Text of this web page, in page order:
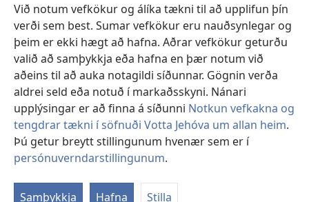
Við notum vefkökur og álíka tækni til að upplifun þín
verði sem best. Sumar vefkökur eru nauðsynlegar og
þeim er ekki hægt að hafna. Aðrar vefkökur geturðu
valið að samþykkja eða hafna en þær notum við
aðeins til að auka notagildi síðunnar. Gögnin verða
aldrei seld eða notuð í markaðsskyni. Nánari
upplýsingar er að finna á síðunni Notkun vefkakna og
tengdrar tækni í söfnuði Votta Jehóva um allan heim.
Þú getur breytt stillingunum hvenær sem er í
persónuverndarstillingunum.
Samþykkja Hafna Stilla
glugga)
VEFBÓKASAFN Varðturnsins
(opnast
nýjum
glugga)
JW Hub
(opnast
nýjum JW Library -appið
Copyright © 2026 Watch Tower Bible and Tract Society of Pennsylvania.
NOTKUNARSKILMÁLAR|PERSÓNUVERNDARSTEFNA
PERSÓNUVERNDARSTILLINGAR